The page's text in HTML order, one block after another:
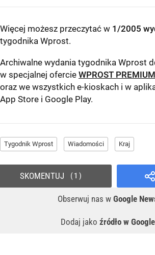
Więcej możesz przeczytać w 1/2005
tygodnika Wprost.
Archiwalne wydania tygodnika Wprost
w specjalnej ofercie WPROST PREMIUM
oraz we wszystkich e-kioskach i w
App Store i Google Play.
Tygodnik Wprost Wiadomości Kraj
Obserwuj nas w Google
Dodaj jako źródło w Google
SKOMENTUJ 1